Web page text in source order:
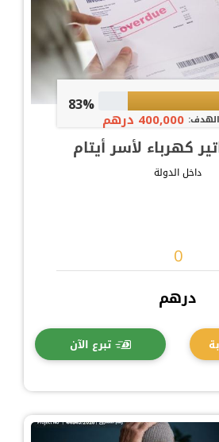
83%
الهدف: 400,000 درهم
كهرباء لأسر أيتام
داخل الدولة
درهم
تبرع الآن